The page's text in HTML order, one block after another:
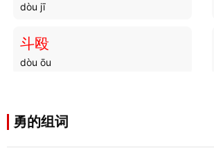
dòu jī
斗殴
dòu ōu
dòu tóu
勇的组词